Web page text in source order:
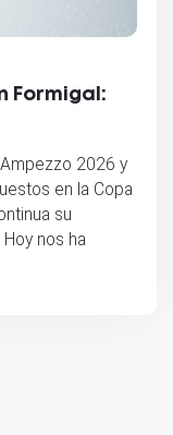
Formigal:
2026 y
en la Copa
su
nos ha